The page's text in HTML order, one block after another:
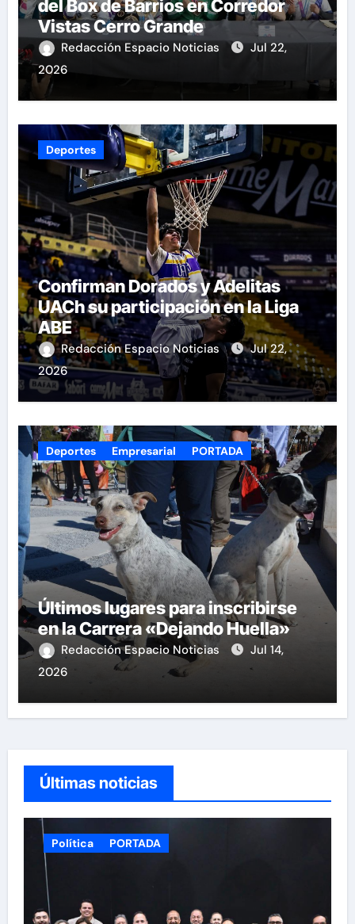
del Box de Barrios en Corredor
Vistas Cerro Grande
Redacción Espacio Noticias
Jul 22,
2026
Deportes
Confirman Dorados y Adelitas
UACh su participación en la Liga
ABE
Redacción Espacio Noticias
Jul 22,
2026
Deportes Empresarial PORTADA
Últimos lugares para inscribirse
en la Carrera «Dejando Huella»
Redacción Espacio Noticias
Jul 14,
2026
Últimas noticias
Política PORTADA